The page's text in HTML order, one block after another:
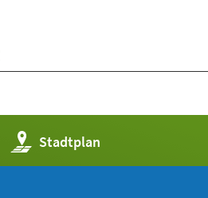
Stadtplan
(Öffnet
in
einem